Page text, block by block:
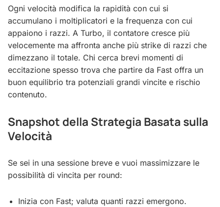
Ogni velocità modifica la rapidità con cui si
accumulano i moltiplicatori e la frequenza con cui
appaiono i razzi. A Turbo, il contatore cresce più
velocemente ma affronta anche più strike di razzi che
dimezzano il totale. Chi cerca brevi momenti di
eccitazione spesso trova che partire da Fast offra un
buon equilibrio tra potenziali grandi vincite e rischio
contenuto.
Snapshot della Strategia Basata sulla
Velocità
Se sei in una sessione breve e vuoi massimizzare le
possibilità di vincita per round:
Inizia con Fast; valuta quanti razzi emergono.